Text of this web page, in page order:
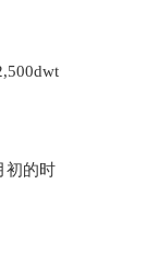
初的时